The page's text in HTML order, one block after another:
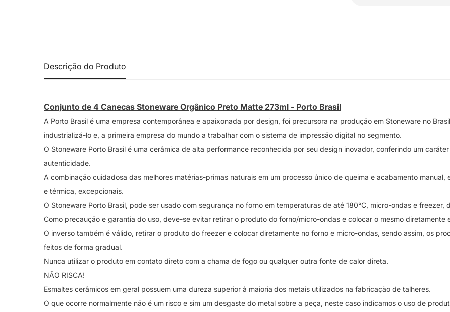
Descrição do Produto
Conjunto de 4 Canecas Stoneware Orgânico Preto Matte 273ml - Porto Brasil
A Porto Brasil é uma empresa contemporânea e apaixonada por design, foi precursora na produção em Stoneware no
industrializá-lo e, a primeira empresa do mundo a trabalhar com o sistema de impressão digital no segmento.
O Stoneware Porto Brasil é uma cerâmica de alta performance reconhecida por seu design inovador, conferindo um
autenticidade.
A combinação cuidadosa das melhores matérias-primas naturais em um processo único de queima e acabamento
e térmica, excepcionais.
O Stoneware Porto Brasil, pode ser usado com segurança no forno em temperaturas de até 180°C, micro-ondas e
Como precaução e garantia do uso, deve-se evitar retirar o produto do forno/micro-ondas e colocar o mesmo diretamente
O inverso também é válido, retirar o produto do freezer e colocar diretamente no forno e micro-ondas, sendo assim, os
feitos de forma gradual.
Nunca utilizar o produto em contato direto com a chama de fogo ou qualquer outra fonte de calor direta.
NÃO RISCA!
Esmaltes cerâmicos em geral possuem uma dureza superior à maioria dos metais utilizados na fabricação de talheres.
O que ocorre normalmente não é um risco e sim um desgaste do metal sobre a peça, neste caso indicamos o uso de